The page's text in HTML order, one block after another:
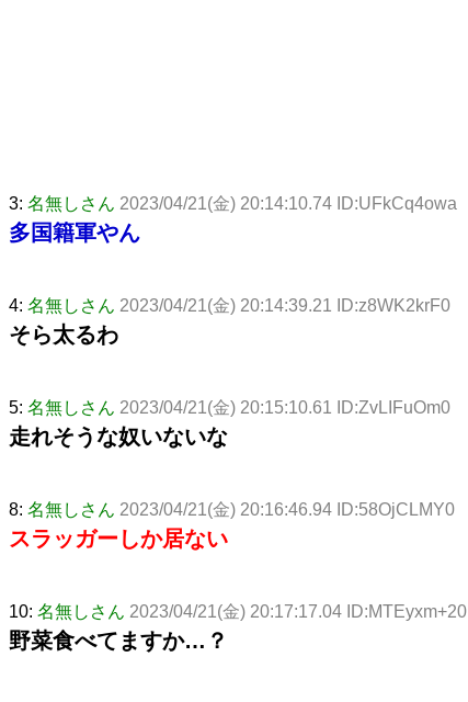
3: 名無しさん 2023/04/21(金) 20:14:10.74 ID:UFkCq4owa
多国籍軍やん
4: 名無しさん 2023/04/21(金) 20:14:39.21 ID:z8WK2krF0
そら太るわ
5: 名無しさん 2023/04/21(金) 20:15:10.61 ID:ZvLIFuOm0
走れそうな奴いないな
8: 名無しさん 2023/04/21(金) 20:16:46.94 ID:58OjCLMY0
スラッガーしか居ない
10: 名無しさん 2023/04/21(金) 20:17:17.04 ID:MTEyxm+20
野菜食べてますか…？